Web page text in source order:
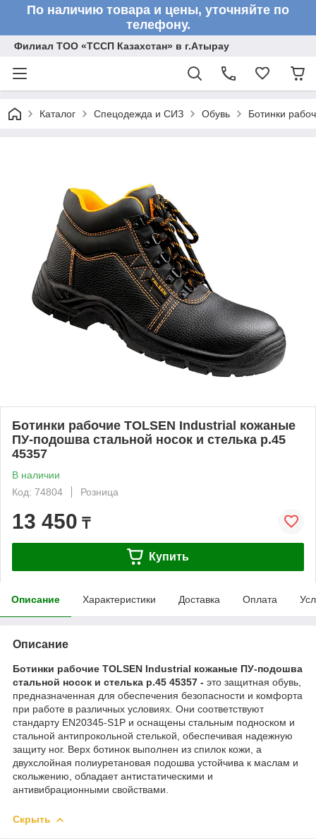
По наличию товара и цены, уточняйте по
телефону.
Филиал ТОО «ТССП Казахстан» в г.Атырау
Каталог Спецодежда и СИЗ Обувь Ботинки
Ботинки рабочие TOLSEN Industrial кожаные
ПУ-подошва стальной носок и стелька р.45
45357
В наличии
Код: 74804
Розница
13 450 ₸
Купить
Описание Характеристики Доставка Оплата
Описание
Ботинки рабочие TOLSEN Industrial кожаные ПУ-подошва
стальной носок и стелька р.45 45357 - это защитная обувь,
предназначенная для обеспечения безопасности и комфорта
при работе в различных условиях. Они соответствуют
стандарту EN20345-S1P и оснащены стальным подноском и
стальной антипрокольной стелькой, обеспечивая надежную
защиту ног. Верх ботинок выполнен из спилок кожи, а
двухслойная полиуретановая подошва устойчива к маслам и
скольжению, обладает антистатическими и
антивибрационными свойствами.
Скрыть